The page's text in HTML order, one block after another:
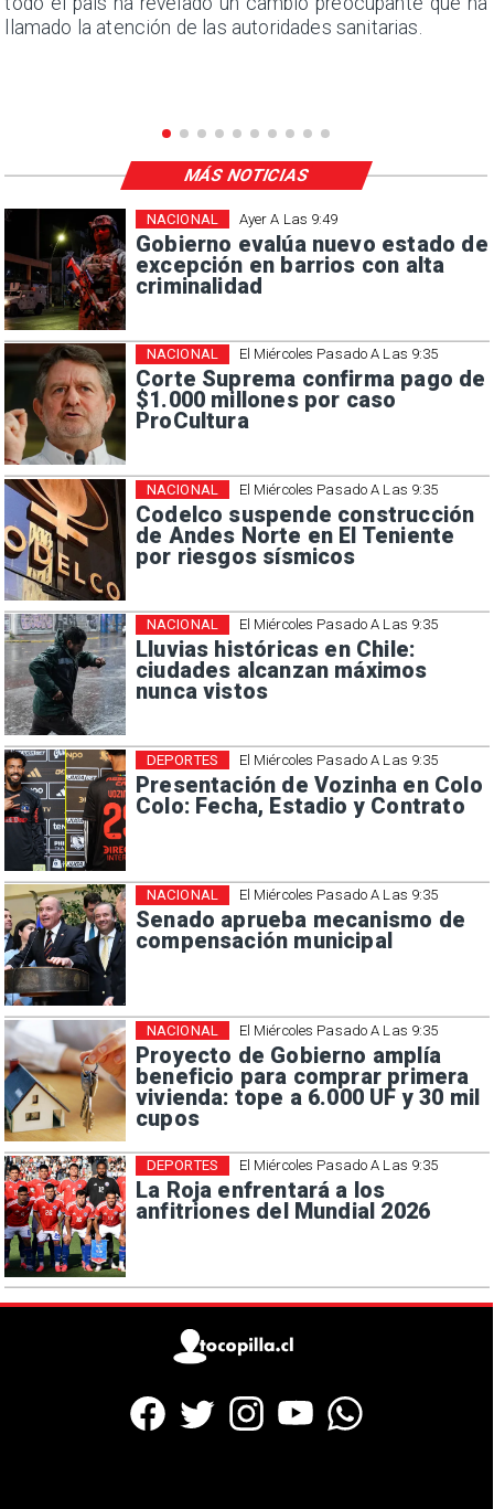
llamado la atención de las autoridades sanitarias.
Ayer A Las 9:49
Gobierno evalúa nuevo estado de
excepción en barrios con alta
criminalidad
NACIONAL
El Miércoles Pasado A Las 9:35
Corte Suprema confirma pago de
$1.000 millones por caso
ProCultura
NACIONAL
El Miércoles Pasado A Las 9:35
Codelco suspende construcción
de Andes Norte en El Teniente
por riesgos sísmicos
NACIONAL
El Miércoles Pasado A Las 9:35
Lluvias históricas en Chile:
ciudades alcanzan máximos
nunca vistos
NACIONAL
El Miércoles Pasado A Las 9:35
Presentación de Vozinha en Colo
Colo: Fecha, Estadio y Contrato
DEPORTES
El Miércoles Pasado A Las 9:35
Senado aprueba mecanismo de
compensación municipal
NACIONAL
El Miércoles Pasado A Las 9:35
Proyecto de Gobierno amplía
beneficio para comprar primera
vivienda: tope a 6.000 UF y 30 mil
cupos
NACIONAL
El Miércoles Pasado A Las 9:35
La Roja enfrentará a los
anfitriones del Mundial 2026
DEPORTES
MÁS NOTICIAS